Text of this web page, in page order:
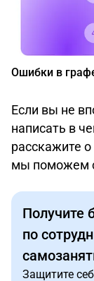
Ошибки в
Если вы не
написать в
расскажите
мы поможем
Получите
по
Защитите